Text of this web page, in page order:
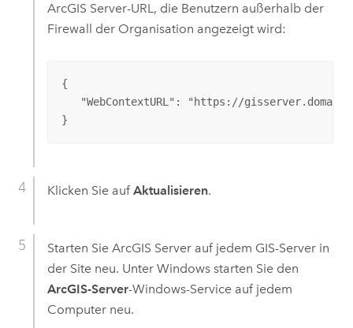
ArcGIS Server-URL, die Benutzern außerhalb der
Firewall der Organisation angezeigt wird:
{
"WebContextURL": "https://
}
Klicken Sie auf Aktualisieren.
Starten Sie ArcGIS Serverauf jedem GIS-Server in
der Site neu. Unter Windows starten Sie den
ArcGIS-Server-Windows-Service auf jedem
Computer neu.